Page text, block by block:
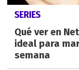
SERIES
Qué ver en
ideal para
semana